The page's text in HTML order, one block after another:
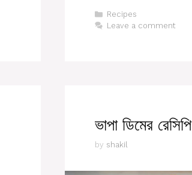
Categories
Recipes
Leave a comment
ভাপা ডিমের রেসিপি
by shakil